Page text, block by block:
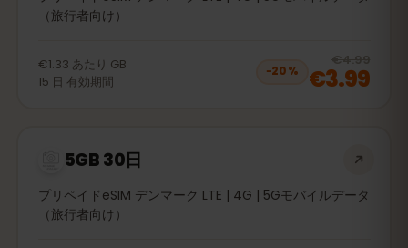
（旅行者向け）
€1.33 あたり GB
15 日 有効期間
−20%
€4.99
€3.99
5GB 30日
プリペイドeSIM デンマーク LTE | 4G | 5Gモバイルデータ
（旅行者向け）